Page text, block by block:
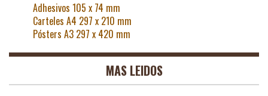
Adhesivos 105 x 74 mm
Carteles A4 297 x 210 mm
Pósters A3 297 x 420 mm
MAS LEIDOS